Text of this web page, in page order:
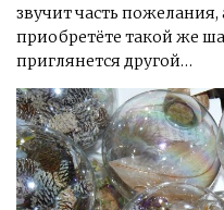
звучит часть пожелания,
приобретёте такой же
приглянется другой…